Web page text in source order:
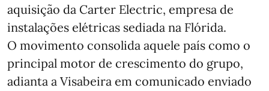
aquisição da Carter Electric, empresa de
instalações elétricas sediada na Flórida.
O movimento consolida aquele país como o
principal motor de crescimento do grupo,
adianta a Visabeira em comunicado enviado